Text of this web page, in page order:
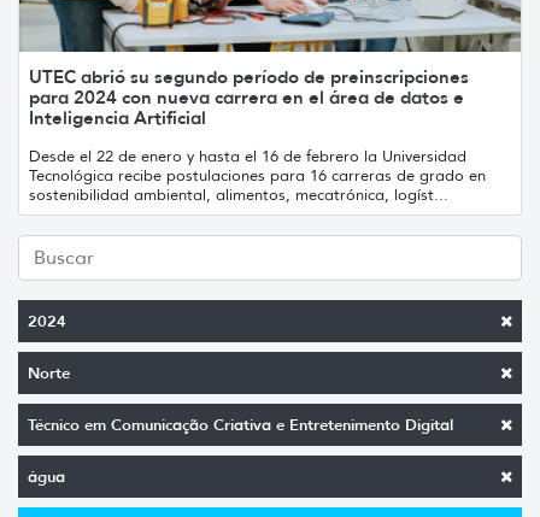
2024
Norte
Técnico em Comunicação Criativa e Entretenimento Digital
água
UTEC abrió su segundo período de preinscripciones
para 2024 con nueva carrera en el área de datos e
Inteligencia Artificial
Desde el 22 de enero y hasta el 16 de febrero la Universidad
Tecnológica recibe postulaciones para 16 carreras de grado en
sostenibilidad ambiental, alimentos, mecatrónica, logíst...